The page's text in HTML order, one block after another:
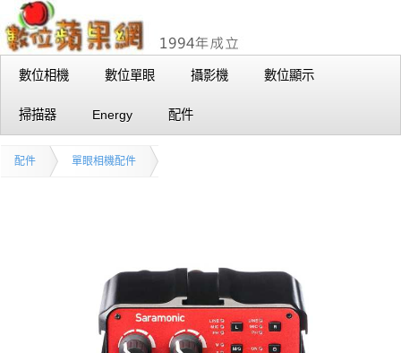
數位相機 數位單眼 攝影機 數位顯示
掃描器 Energy 配件
配件 單眼相機配件